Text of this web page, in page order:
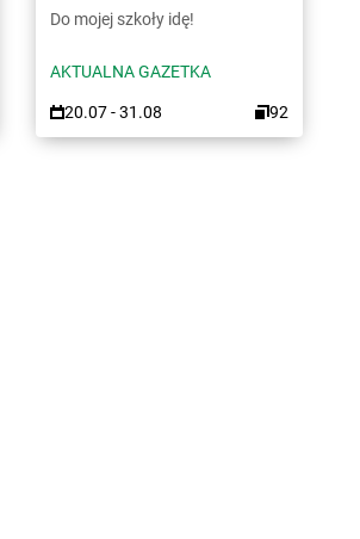
Do mojej szkoły idę!
AKTUALNA GAZETKA
20.07 - 31.08 92